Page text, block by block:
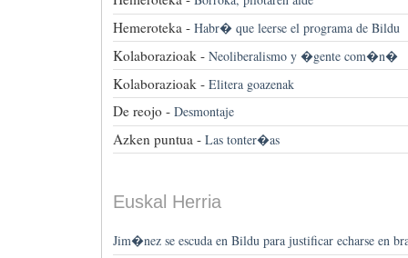
Hemeroteka - Habr� que leerse el programa de Bildu
Kolaborazioak - Neoliberalismo y �gente com�n�
Kolaborazioak - Elitera goazenak
De reojo - Desmontaje
Azken puntua - Las tonter�as
Euskal Herria
Jim�nez se escuda en Bildu para justificar echarse en